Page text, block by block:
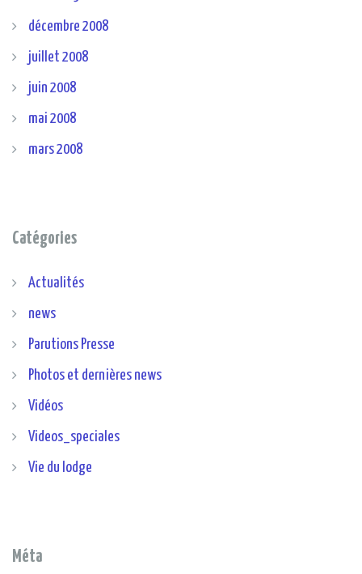
décembre 2008
juillet 2008
juin 2008
mai 2008
mars 2008
Catégories
Actualités
news
Parutions Presse
Photos et dernières news
Vidéos
Videos_speciales
Vie du lodge
Méta